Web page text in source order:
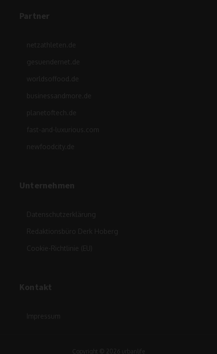
Partner
netzathleten.de
gesuendernet.de
worldsoffood.de
businessandmore.de
planetoftech.de
fast-and-luxurious.com
newfoodcity.de
Unternehmen
Datenschutzerklärung
Redaktionsbüro Derk Hoberg
Cookie-Richtlinie (EU)
Kontakt
Impressum
Copyright © 2026 urbanlife